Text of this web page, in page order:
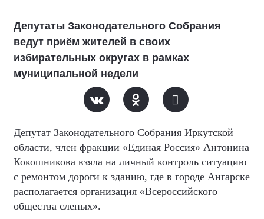
Депутаты Законодательного Собрания
ведут приём жителей в своих
избирательных округах в рамках
муниципальной недели
Депутат Законодательного Собрания Иркутской
области, член фракции «Единая Россия» Антонина
Кокошникова взяла на личный контроль ситуацию
с ремонтом дороги к зданию, где в городе Ангарске
располагается организация «Всероссийского
общества слепых».